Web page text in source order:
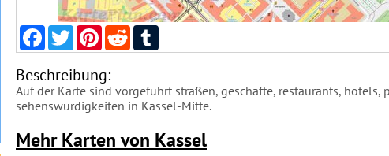
Facebook
TwitterPinterest
Reddit
Beschreibung:
Auf der Karte sind vorgeführt straßen, geschäfte, restaurants,
sehenswürdigkeiten in Kassel-Mitte.
Mehr Karten von Kassel